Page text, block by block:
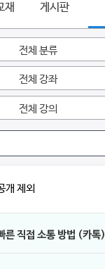
재 게시판
전체 분류
전체 강좌
전체 강의
개 제외
른 직접 소통 방법 (카톡)